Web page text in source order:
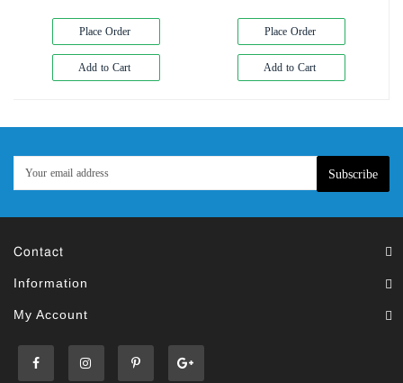
Place Order
Add to Cart
Place Order
Add to Cart
Subscribe
Contact
Information
My Account